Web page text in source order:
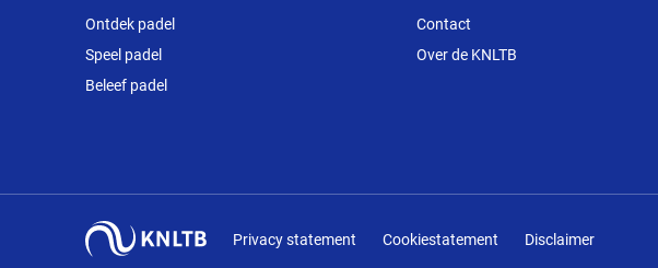
deze
website
Ontdek padel
Speel padel
Beleef padel
Contact
Over de KNLTB
Privacy statement Cookiestatement Disclaimer